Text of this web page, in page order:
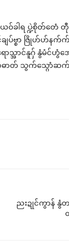
ဝ်ခါရ ပ္ဍဲစိုတ်တ
ချပ်ဗ္စာ ဇြိုဟ်ဟ်
သ္အာင်နူဂှ် နွံမံင်ဟွံ
တ် သွက်သ္ဂောံဆက်ကွ
ညးဍုင်ကွာန် နွံ